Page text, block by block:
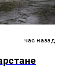
час назад